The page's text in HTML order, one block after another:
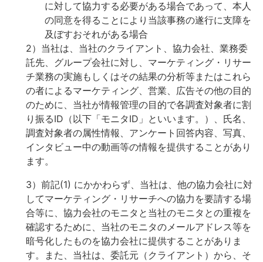
に対して協力する必要がある場合であって、本人
の同意を得ることにより当該事務の遂行に支障を
及ぼすおそれがある場合
2）当社は、当社のクライアント、協力会社、業務委
託先、グループ会社に対し、マーケティング・リサー
チ業務の実施もしくはその結果の分析等またはこれら
の者によるマーケティング、営業、広告その他の目的
のために、当社が情報管理の目的で各調査対象者に割
り振るID（以下「モニタID」といいます。）、氏名、
調査対象者の属性情報、アンケート回答内容、写真、
インタビュー中の動画等の情報を提供することがあり
ます。
3）前記(1) にかかわらず、当社は、他の協力会社に対
してマーケティング・リサーチへの協力を要請する場
合等に、協力会社のモニタと当社のモニタとの重複を
確認するために、当社のモニタのメールアドレス等を
暗号化したものを協力会社に提供することがありま
す。また、当社は、委託元（クライアント）から、そ